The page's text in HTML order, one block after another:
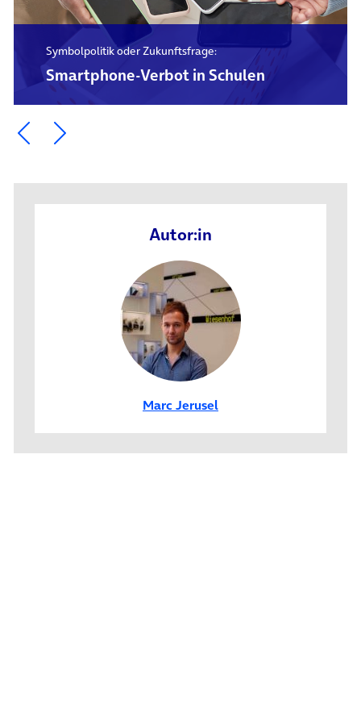
Symbolpolitik oder Zukunftsfrage:
Smartphone-Verbot in Schulen
Ein Element zurück blättern
Ein Element weiter blättern
Autor:in
Marc Jerusel